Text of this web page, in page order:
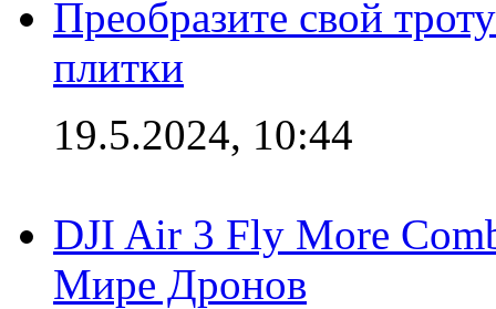
Преобразите свой
плитки
19.5.2024, 10:44
DJI Air 3 Fly More
Мире Дронов